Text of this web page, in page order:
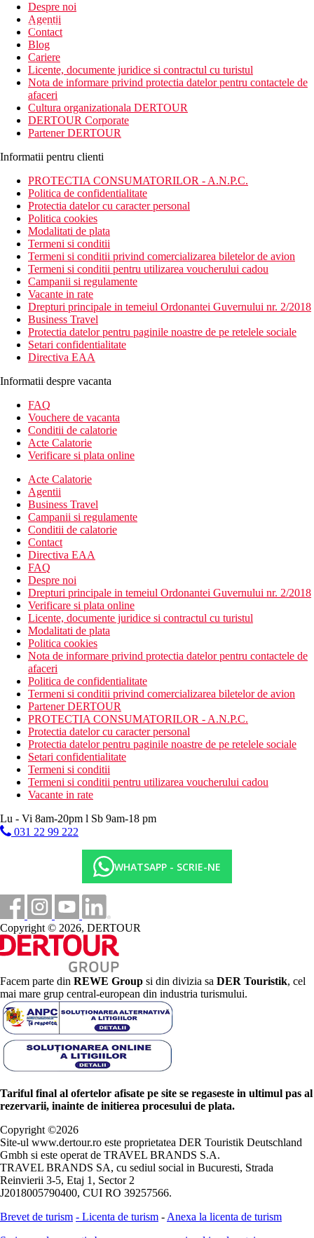
newsletter!
Despre noi
Agentii
Contact
Blog
Cariere
Licente, documente juridice si contractul cu turistul
Nota de informare privind protectia datelor pentru contactele de
afaceri
Cultura organizationala DERTOUR
DERTOUR Corporate
Partener DERTOUR
Informatii pentru clienti
PROTECTIA CONSUMATORILOR - A.N.P.C.
Politica de confidentialitate
Protectia datelor cu caracter personal
Politica cookies
Modalitati de plata
Termeni si conditii
Termeni si conditii privind comercializarea biletelor de avion
Termeni si conditii pentru utilizarea voucherului cadou
Campanii si regulamente
Vacante in rate
Drepturi principale in temeiul Ordonantei Guvernului nr. 2/2018
Business Travel
Protectia datelor pentru paginile noastre de pe retelele sociale
Setari confidentialitate
Directiva EAA
Informatii despre vacanta
FAQ
Vouchere de vacanta
Conditii de calatorie
Acte Calatorie
Verificare si plata online
Acte Calatorie
Agentii
Business Travel
Campanii si regulamente
Conditii de calatorie
Contact
Directiva EAA
FAQ
Despre noi
Drepturi principale in temeiul Ordonantei Guvernului nr. 2/2018
Verificare si plata online
Licente, documente juridice si contractul cu turistul
Modalitati de plata
Politica cookies
Nota de informare privind protectia datelor pentru contactele de
afaceri
Politica de confidentialitate
Termeni si conditii privind comercializarea biletelor de avion
Partener DERTOUR
PROTECTIA CONSUMATORILOR - A.N.P.C.
Protectia datelor cu caracter personal
Protectia datelor pentru paginile noastre de pe retelele sociale
Setari confidentialitate
Termeni si conditii
Termeni si conditii pentru utilizarea voucherului cadou
Vacante in rate
Lu - Vi 8am-20pm l Sb 9am-18 pm
031 22 99 222
WHATSAPP - SCRIE-NE
Copyright © 2026, DERTOUR
Facem parte din REWE Group si din divizia sa DER Touristik, cel
mai mare grup central-european din industria turismului.
Tariful final al ofertelor afisate pe site se regaseste in ultimul pas al
rezervarii, inainte de initierea procesului de plata.
Copyright ©2026
Site-ul www.dertour.ro este proprietatea DER Touristik Deutschland
Gmbh si este operat de TRAVEL BRANDS S.A.
TRAVEL BRANDS SA, cu sediul social in Bucuresti, Strada
Reinvierii 3-5, Etaj 1, Sector 2
J2018005790400, CUI RO 39257566.
Brevet de turism - Licenta de turism - Anexa la licenta de turism